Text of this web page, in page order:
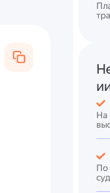
Платят ли пенсионеры
На
По